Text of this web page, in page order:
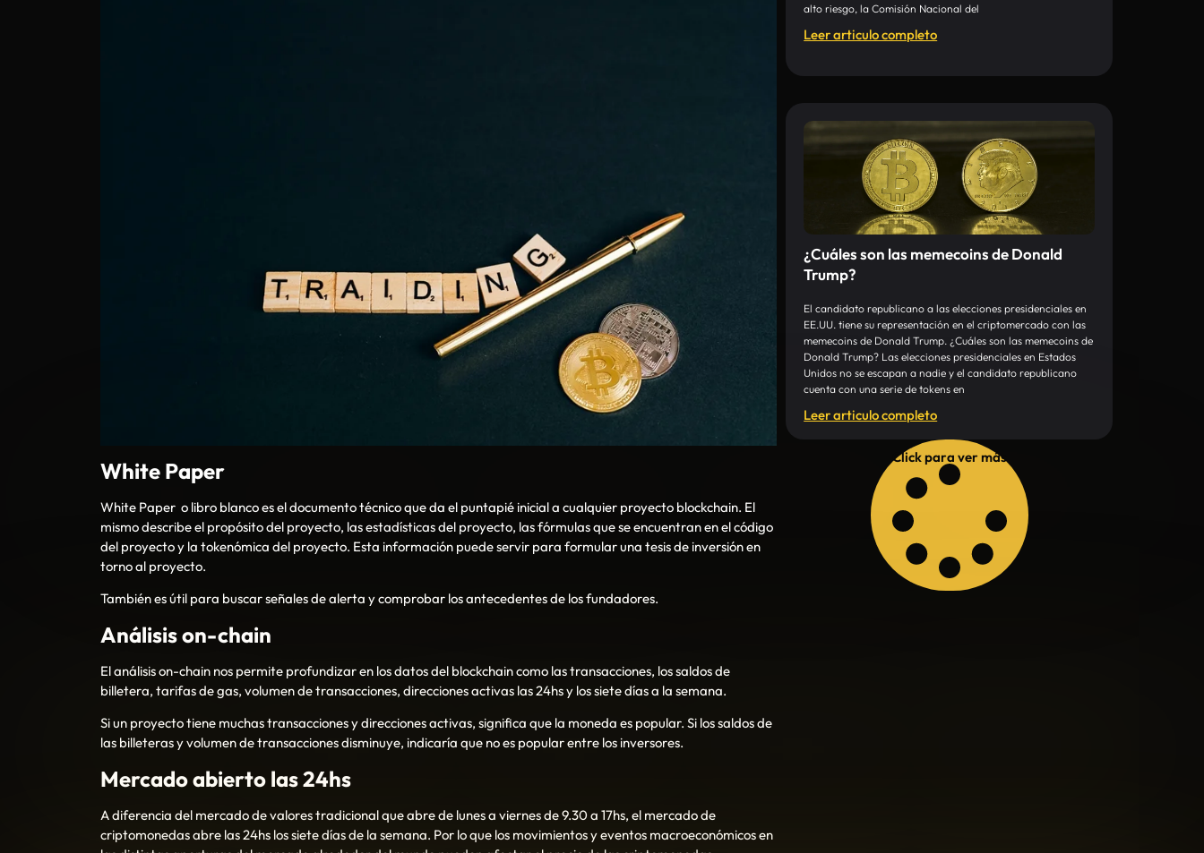
White Paper
White Paper o libro blanco es el documento técnico que da el puntapié inicial a cualquier proyecto blockchain. El
mismo describe el propósito del proyecto, las estadísticas del proyecto, las fórmulas que se encuentran en el código
del proyecto y la tokenómica del proyecto. Esta información puede servir para formular una tesis de inversión en
torno al proyecto.
También es útil para buscar señales de alerta y comprobar los antecedentes de los fundadores.
Análisis on-chain
El análisis on-chain nos permite profundizar en los datos del blockchain como las transacciones, los saldos de
billetera, tarifas de gas, volumen de transacciones, direcciones activas las 24hs y los siete días a la semana.
Si un proyecto tiene muchas transacciones y direcciones activas, significa que la moneda es popular. Si los saldos de
las billeteras y volumen de transacciones disminuye, indicaría que no es popular entre los inversores.
Mercado abierto las 24hs
A diferencia del mercado de valores tradicional que abre de lunes a viernes de 9.30 a 17hs, el mercado de
criptomonedas abre las 24hs los siete días de la semana. Por lo que los movimientos y eventos macroeconómicos en
alto riesgo, la Comisión Nacional del
Leer articulo completo
¿Cuáles son las memecoins de Donald
Trump?
El candidato republicano a las elecciones presidenciales en
EE.UU. tiene su representación en el criptomercado con las
memecoins de Donald Trump. ¿Cuáles son las memecoins de
Donald Trump? Las elecciones presidenciales en Estados
Unidos no se escapan a nadie y el candidato republicano
cuenta con una serie de tokens en
Leer articulo completo
Click para ver más